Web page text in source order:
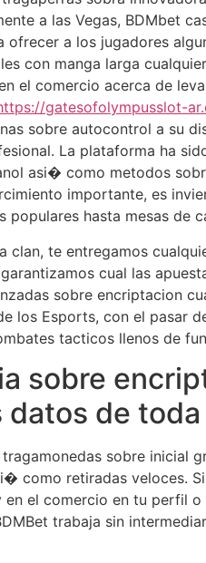
a las Vegas, BDMbet
a los jugadores
con manga larga
el comercio acerca de
gatesofolympusslot-
sobre autocontrol a su
La plataforma ha
asi� como metodos
importante, es
populares hasta mesas de
te entregamos
cual las
sobre encriptacion
los Esports, con el pasar
tacticos llenos de
sobre
de
sobre inicial
como retiradas veloces.
el comercio en tu perfil
trabaja sin